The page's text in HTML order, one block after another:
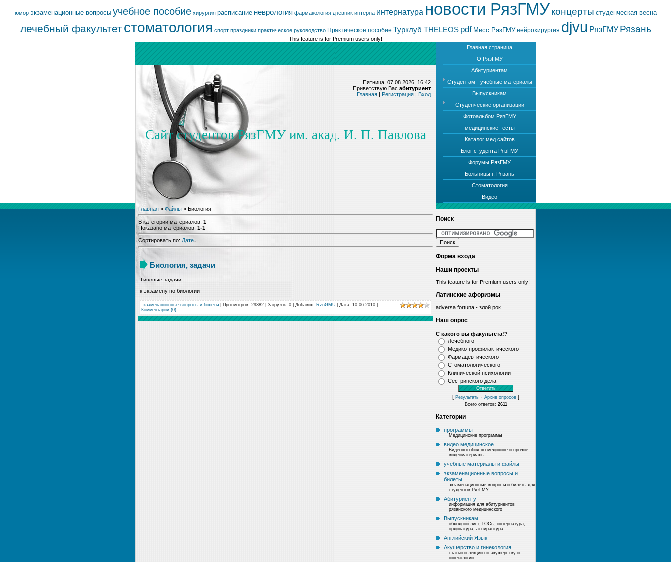
юмор экзаменационные вопросы учебное пособие хирургия расписание неврология фармакология дневник интерна интернатура новости РязГМУ концерты студенческая весна
лечебный факультетстоматология спорт праздники практическое руководство Практическое пособие Турклуб THELEOS pdf Мисс РязГМУ нейрохирургия djvu РязГМУ Рязань
This feature is for Premium users only!
Главная страница
О РязГМУ
Абитуриентам
Студентам - учебные материалы
Выпускникам
Студенческие организации
Фотоальбом РязГМУ
медицинские тесты
Каталог мед сайтов
Блог студента РязГМУ
Форумы РязГМУ
Больницы г. Рязань
Стоматология
Видео
Пятница, 07.08.2026, 16:42
Приветствую Вас абитуриент
Главная | Регистрация | Вход
Сайт студентов РязГМУ им. акад. И. П. Павлова
Главная » Файлы » Биология
В категории материалов: 1
Показано материалов: 1-1
Сортировать по: Дате
Биология, задачи
Типовые задачи.
к экзамену по биологии
экзаменационные вопросы и билеты | Просмотров: 29382 | Загрузок: 0 | Добавил: RznGMU | Дата: 10.06.2010
Комментарии (0)
Поиск
Форма входа
Наши проекты
This feature is for Premium users only!
Латинские афоризмы
adversa fortuna - злой рок
Наш опрос
С какого вы факультета!?
Лечебного
Медико-профилактического
Фармацевтического
Стоматологического
Клинической психологии
Сестринского дела
[ Результаты · Архив опросов ]
Всего ответов: 2611
Категории
программы
Медицинские программы
видео медицинское
Видеопособия по медицине и прочие
видеоматериалы
учебные материалы и файлы
экзаменационные вопросы и
билеты
экзаменационные вопросы и билеты для
студентов РязГМУ
Абитуриенту
информация для абитуриентов
рязанского медицинского
Выпускникам
обходной лист, ГОСы, интернатура,
ординатура, аспирантура
Английский Язык
Акушерство и гинекология
статьи и лекции по акушерству и
гинекологии